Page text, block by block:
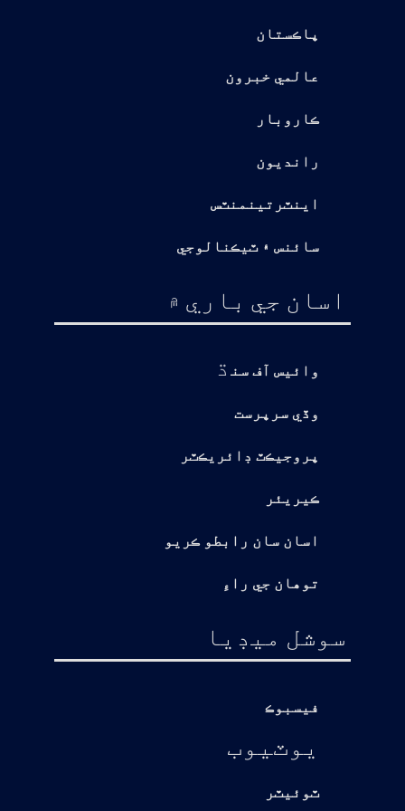
پاڪستان
عالمي خبرون
ڪاروبار
رانديون
اينٽرتينمنٽس
سائنس ۽ ٽيڪنالوجي
اسان جي باري ۾
وائيس آف سن ڌ
وڏي سرپرست
پروجيڪٽ ڊائريڪٽر
ڪيريئر
اسان سان رابطو ڪريو
توهان جي راءِ
سوشل ميڊيا
فيسبوڪ
يوٽيوب
ٽوئيٽر